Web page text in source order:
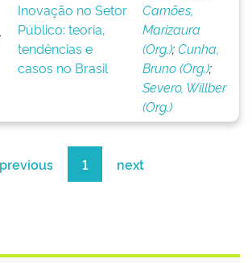
Inovação no Setor
Público: teoria,
tendências e
casos no Brasil
Camões,
Marizaura
(Org.);Cunha,
Bruno (Org.);
Severo, Willber
(Org.)
previous 1 next